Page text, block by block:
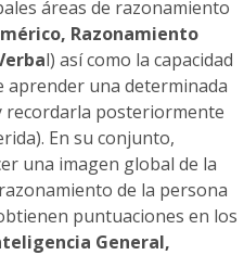
áreas de razonamiento
Razonamiento
l) así como la capacidad
aprender una determinada
recordarla posteriormente
En su conjunto,
una imagen global de la
de la persona
puntuaciones en los
General,